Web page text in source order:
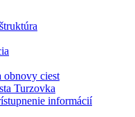
obnovy ciest
Turzovka
informácií